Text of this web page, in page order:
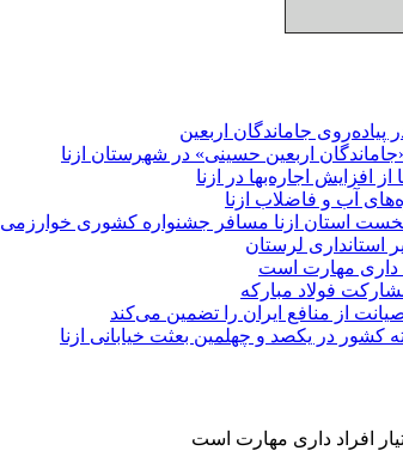
جاماندگان اربعین
اربعین حسینی» در شهرستان ازنا
از افزایش اجاره‌بها در ازنا
آب و فاضلاب ازنا
استان ازنا مسافر جشنواره کشوری خوارزمی
استانداری لرستان
داری مهارت است
فولاد مبارکه
از منافع ایران را تضمین می‌کند
در یکصد و چهلمین بعثت خیابانی ازنا